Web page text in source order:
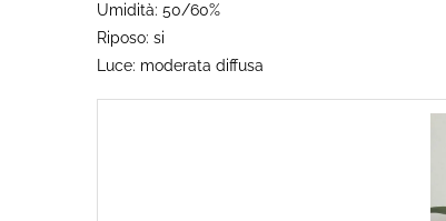
Umidità: 50/60%
Riposo: si
Luce: moderata diffusa